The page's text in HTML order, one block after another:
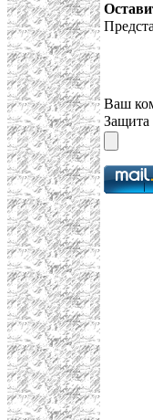
Ваш
Защита